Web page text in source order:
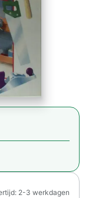
2-3 werkdagen